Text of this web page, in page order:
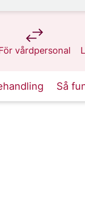
vårdpersonal
på 1177.se
Så